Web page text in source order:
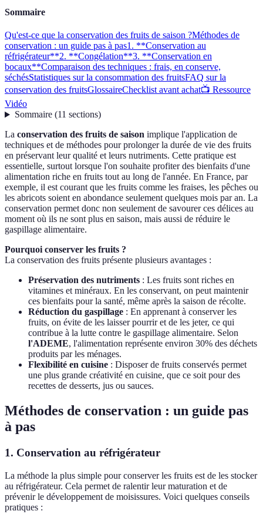
Sommaire
Qu'est-ce que la conservation des fruits de saison ?Méthodes de
conservation : un guide pas à pas1. **Conservation au
réfrigérateur**2. **Congélation**3. **Conservation en
bocaux**Comparaison des techniques : frais, en conserve,
séchésStatistiques sur la consommation des fruitsFAQ sur la
conservation des fruitsGlossaireChecklist avant achat📺 Ressource
Vidéo
Sommaire(11 sections)
La conservation des fruits de saison implique l'application de
techniques et de méthodes pour prolonger la durée de vie des fruits
en préservant leur qualité et leurs nutriments. Cette pratique est
essentielle, surtout lorsque l'on souhaite profiter des bienfaits d'une
alimentation riche en fruits tout au long de l'année. En France, par
exemple, il est courant que les fruits comme les fraises, les pêches ou
les abricots soient en abondance seulement quelques mois par an. La
conservation permet donc non seulement de savourer ces délices au
moment où ils ne sont plus en saison, mais aussi de réduire le
gaspillage alimentaire.
Pourquoi conserver les fruits ?
La conservation des fruits présente plusieurs avantages :
Préservation des nutriments : Les fruits sont riches en
vitamines et minéraux. En les conservant, on peut maintenir
ces bienfaits pour la santé, même après la saison de récolte.
Réduction du gaspillage : En apprenant à conserver les
fruits, on évite de les laisser pourrir et de les jeter, ce qui
contribue à la lutte contre le gaspillage alimentaire. Selon
l'ADEME, l'alimentation représente environ 30% des déchets
produits par les ménages.
Flexibilité en cuisine : Disposer de fruits conservés permet
une plus grande créativité en cuisine, que ce soit pour des
recettes de desserts, jus ou sauces.
Méthodes de conservation : un guide pas
à pas
1. Conservation au réfrigérateur
La méthode la plus simple pour conserver les fruits est de les stocker
au réfrigérateur. Cela permet de ralentir leur maturation et de
prévenir le développement de moisissures. Voici quelques conseils
pratiques :